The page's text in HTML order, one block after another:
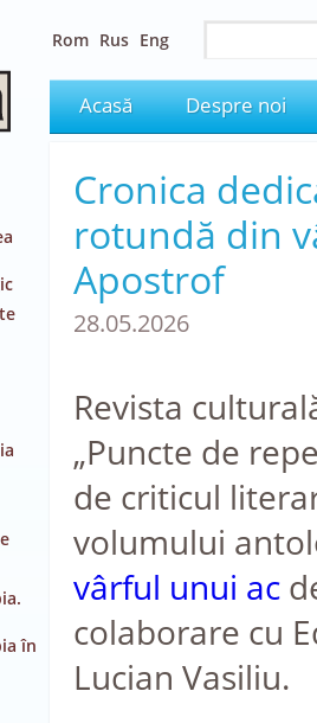
în
Rom Rus Eng
Acasă Despre noi
Cronica
rotundă din
Apostrof
28.05.2026
Revista
„Puncte de
de criticul
volumului
vârful unui ac
colaborare cu
Lucian Vasiliu.